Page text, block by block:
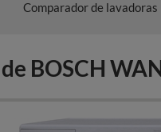
Comparador de lavadoras
BOSCH